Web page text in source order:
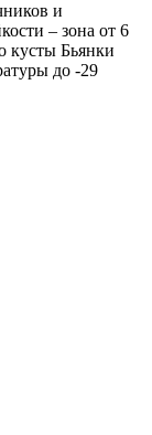
и
– зона от 6
кусты Бьянки
до -29